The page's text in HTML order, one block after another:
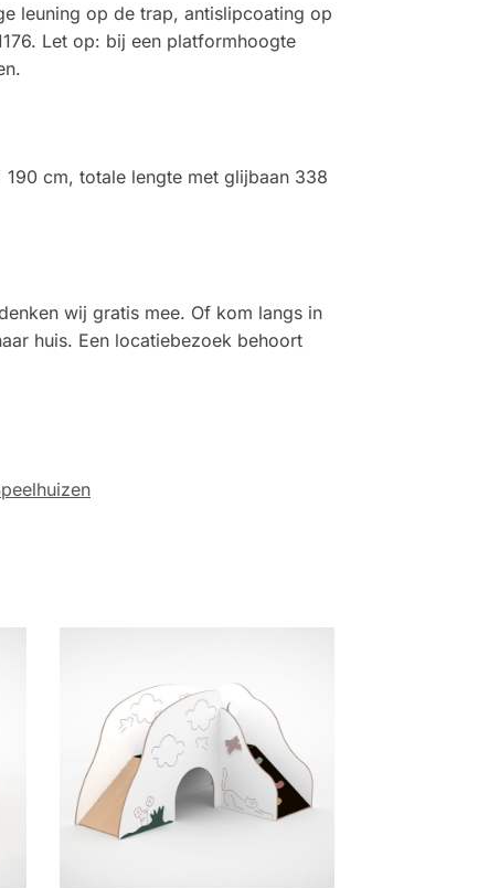
leuning op de trap, antislipcoating op
Let op: bij een platformhoogte
cm, totale lengte met glijbaan 338
wij gratis mee. Of kom langs in
huis. Een locatiebezoek behoort